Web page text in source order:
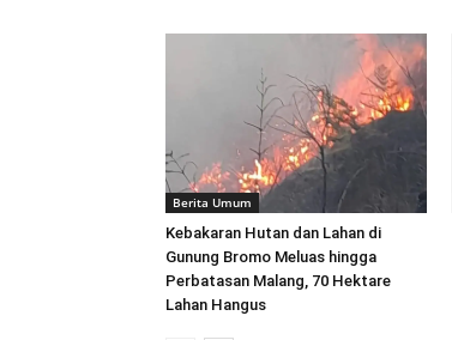
Berita Umum
Kebakaran Hutan dan Lahan di
Gunung Bromo Meluas hingga
Perbatasan Malang, 70 Hektare
Lahan Hangus